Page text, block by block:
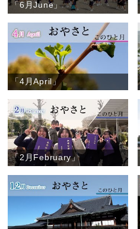
「6月June」
「4月April」
「2月February」